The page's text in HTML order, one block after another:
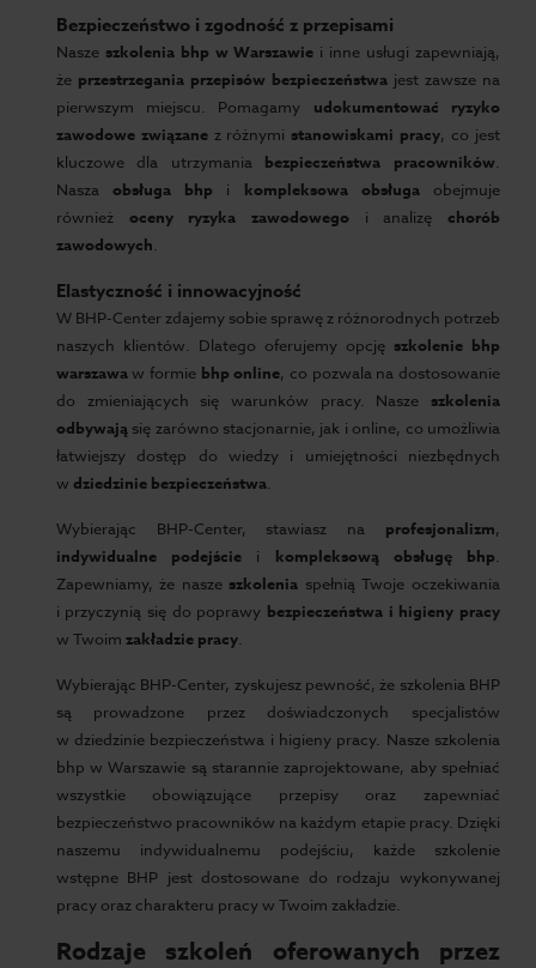
Bezpieczeństwo i zgodność z przepisami
Nasze szkolenia bhp w Warszawie i inne usługi zapewniają,
że przestrzegania przepisów bezpieczeństwajest zawsze na
pierwszym miejscu. Pomagamy udokumentować ryzyko
zawodowe związanez różnymistanowiskami pracy, co jest
kluczowe dla utrzymania bezpieczeństwa pracowników.
Naszaobsługa bhp i kompleksowa obsługaobejmuje
również oceny ryzyka zawodowegoi analizę chorób
zawodowych.
Elastyczność i innowacyjność
W BHP-Center zdajemy sobie sprawę z różnorodnych potrzeb
naszych klientów. Dlatego oferujemy opcję szkolenie bhp
warszawaw formie bhp online, co pozwala na dostosowanie
do zmieniających się warunków pracy. Nasze szkolenia
odbywająsię zarówno stacjonarnie, jak i online, co umożliwia
łatwiejszy dostęp do wiedzy i umiejętności niezbędnych
w dziedzinie bezpieczeństwa.
Wybierając BHP-Center, stawiasz na profesjonalizm,
indywidualne podejście i kompleksową obsługę bhp.
Zapewniamy, że naszeszkolenia spełnią Twoje oczekiwania
i przyczynią się do poprawy bezpieczeństwa i higieny pracy
w Twoim zakładzie pracy.
Wybierając BHP-Center, zyskujesz pewność, że szkolenia BHP
są prowadzone przez doświadczonych specjalistów
w dziedzinie bezpieczeństwa i higieny pracy. Nasze szkolenia
bhp w Warszawie są starannie zaprojektowane, aby spełniać
wszystkie obowiązujące przepisy oraz zapewniać
bezpieczeństwo pracowników na każdym etapie pracy. Dzięki
naszemu indywidualnemu podejściu, każde szkolenie
wstępne BHP jest dostosowane do rodzaju wykonywanej
pracy oraz charakteru pracy w Twoim zakładzie.
Rodzaje szkoleń oferowanych przez